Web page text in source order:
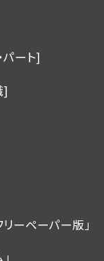
パート]
]
ーペーパー版」